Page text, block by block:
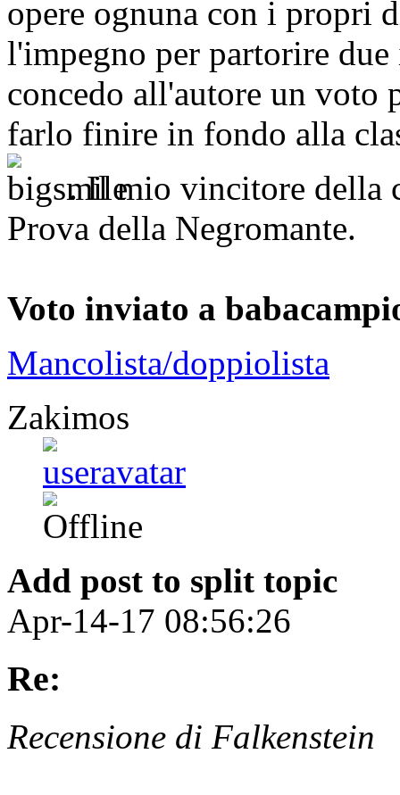
opere ognuna con i propri
l'impegno per partorire
concedo all'autore un voto
farlo finire in fondo alla
. Il mio vincitore della
Prova della Negromante.
Voto inviato a
Mancolista/doppiolista
Zakimos
Add post to split topic
Apr-14-17 08:56:26
Re:
Recensione di Falkenstein